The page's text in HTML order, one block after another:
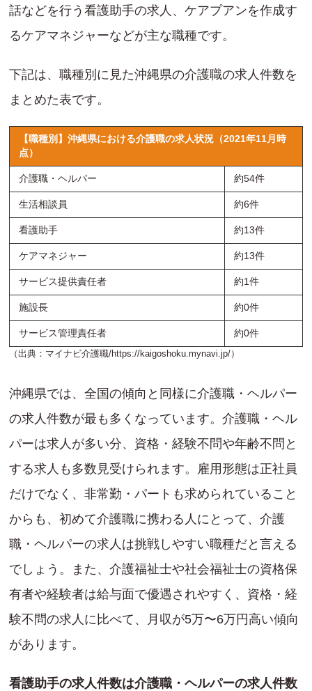
話などを行う看護助手の求人、ケアプアンを作成す
るケアマネジャーなどが主な職種です。
下記は、職種別に見た沖縄県の介護職の求人件数を
まとめた表です。
【職種別】沖縄県における介護職の求人状況（2021年11月時
点）
介護職・ヘルパー 約54件
生活相談員 約6件
看護助手 約13件
ケアマネジャー 約13件
サービス提供責任者 約1件
施設長 約0件
サービス管理責任者
約0件
（出典：マイナビ介護職/https://kaigoshoku.mynavi.jp/）
沖縄県では、全国の傾向と同様に介護職・ヘルパー
の求人件数が最も多くなっています。介護職・ヘル
パーは求人が多い分、資格・経験不問や年齢不問と
する求人も多数見受けられます。雇用形態は正社員
だけでなく、非常勤・パートも求められていること
からも、初めて介護職に携わる人にとって、介護
職・ヘルパーの求人は挑戦しやすい職種だと言える
でしょう。また、介護福祉士や社会福祉士の資格保
有者や経験者は給与面で優遇されやすく、資格・経
験不問の求人に比べて、月収が5万〜6万円高い傾向
があります。
看護助手の求人件数は介護職・ヘルパーの求人件数